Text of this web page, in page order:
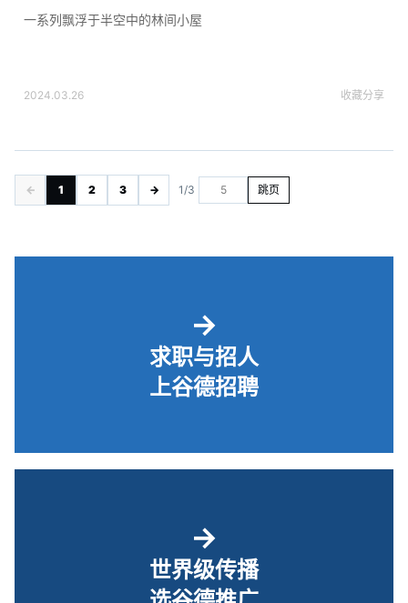
一系列飘浮于半空中的林间小屋
2024.03.26 收藏分享
← 1 2 3 → 1/3 跳页
→
求职与招人
上谷德招聘
→
世界级传播